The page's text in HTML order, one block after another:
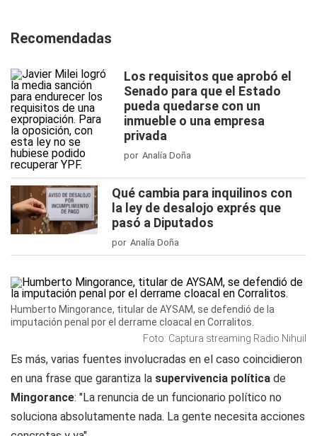
Recomendadas
Los requisitos que aprobó el
Senado para que el Estado
pueda quedarse con un
inmueble o una empresa
privada
por Analía Doña
Qué cambia para inquilinos con
la ley de desalojo exprés que
pasó a Diputados
por Analía Doña
Humberto Mingorance, titular de AYSAM, se defendió de la
imputación penal por el derrame cloacal en Corralitos.
Foto: Captura streaming Radio Nihuil
Es más, varias fuentes involucradas en el caso coincidieron
en una frase que garantiza la supervivencia política de
Mingorance: "La renuncia de un funcionario político no
soluciona absolutamente nada. La gente necesita acciones